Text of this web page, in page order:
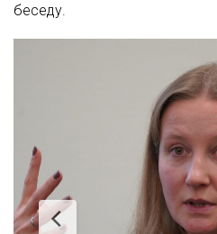
беседу.